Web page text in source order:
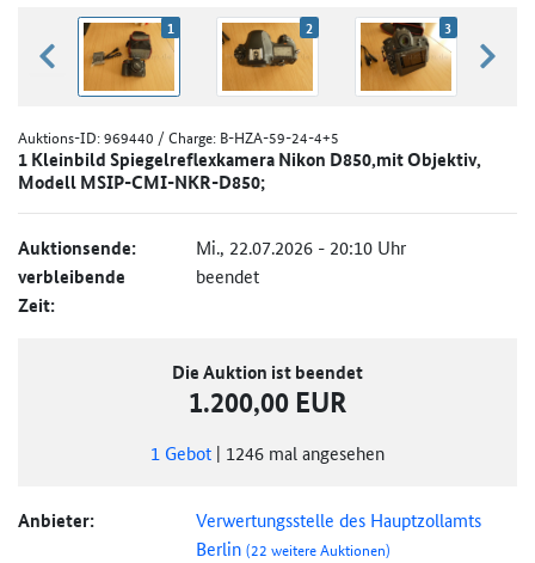
zurück blättern
1 2 3
Auktions-ID:969440 / Charge: B-HZA-59-24-4+5
1 Kleinbild Spiegelreflexkamera Nikon D850,mit Objektiv,
Modell MSIP-CMI-NKR-D850;
Auktionsende: Mi., 22.07.2026 - 20:10 Uhr
verbleibende
Zeit:
beendet
Die Auktion ist beendet
1.200,00 EUR
1 Gebot | 1246 mal angesehen
Anbieter:
Verwertungsstelle des Hauptzollamts
Berlin(22 weitere Auktionen)